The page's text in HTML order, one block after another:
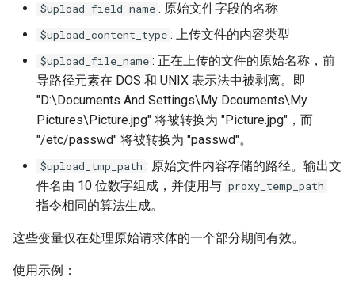
prettycjson
pubsub
qless-web
rabbitmqstomp
rack
radixtree
$upload_field_name : 原始文件字段的名称
$upload_content_type : 上传文件的内容类型
$upload_file_name : 正在上传的文件的原始名称，前
导路径元素在 DOS 和 UNIX 表示法中被剥离。即
"D:\Documents And Settings\My Dcouments\My
Pictures\Picture.jpg" 将被转换为 "Picture.jpg"，而
"/etc/passwd" 将被转换为 "passwd"。
$upload_tmp_path : 原始文件内容存储的路径。输出文
件名由 10 位数字组成，并使用与 proxy_temp_path
指令相同的算法生成。
这些变量仅在处理原始请求体的一个部分期间有效。
使用示例：